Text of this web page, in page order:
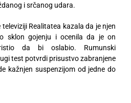
i srčanog udara.
Realitatea kazala da je njen
sklon gojenju i ocenila da je on
da bi oslabio. Rumunski
test potvrdi prisustvo zabranjene
kažnjen suspenzijom od jedne do